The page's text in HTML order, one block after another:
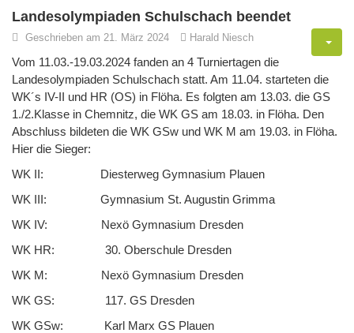
Landesolympiaden Schulschach beendet
Geschrieben am 21. März 2024 Harald Niesch
Vom 11.03.-19.03.2024 fanden an 4 Turniertagen die
Landesolympiaden Schulschach statt. Am 11.04. starteten die
WK´s IV-II und HR (OS) in Flöha. Es folgten am 13.03. die GS
1./2.Klasse in Chemnitz, die WK GS am 18.03. in Flöha. Den
Abschluss bildeten die WK GSw und WK M am 19.03. in Flöha.
Hier die Sieger:
WK II: Diesterweg Gymnasium Plauen
WK III: Gymnasium St. Augustin Grimma
WK IV: Nexö Gymnasium Dresden
WK HR: 30. Oberschule Dresden
WK M: Nexö Gymnasium Dresden
WK GS: 117. GS Dresden
WK GSw: Karl Marx GS Plauen